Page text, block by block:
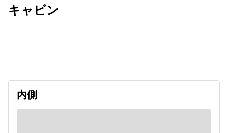
キャビン
内側